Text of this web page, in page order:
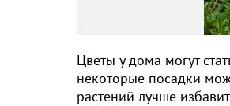
Цветы у дома могут
некоторые посадки
растений лучше